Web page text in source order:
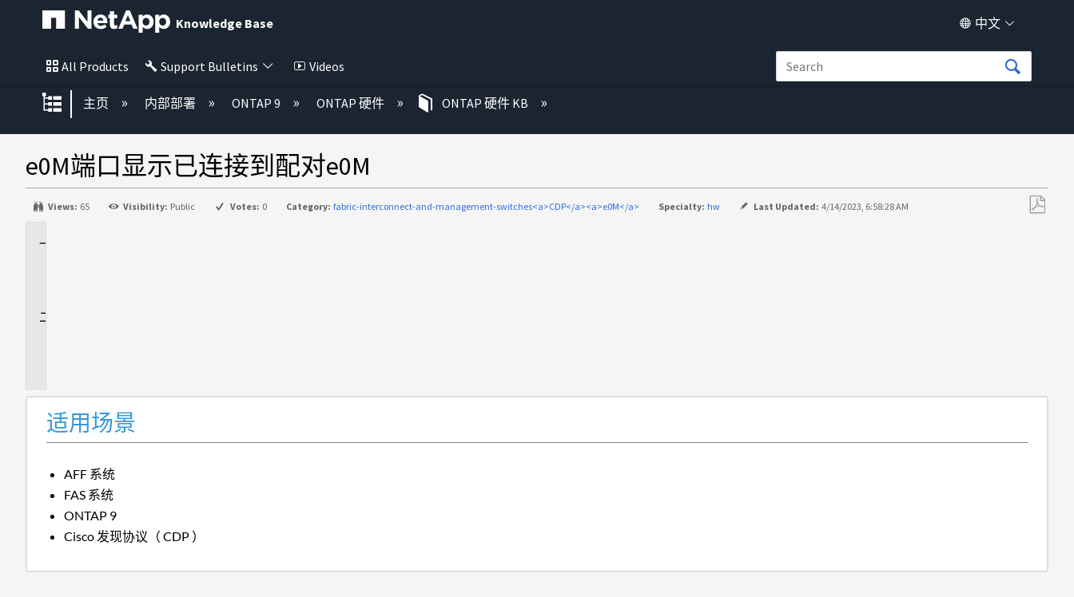
Knowledge Base 中文
All Products Support Bulletins Videos
扩展/隐缩全局层次
主页 内部部署 ONTAP 9 ONTAP 硬件 ONTAP 硬件 KB
e0M端口显示已连接到配对e0M
Views: 65 Visibility: Public Votes: 0 Category: fabric-interconnect-and-management-switches<a>CDP</a><a>e0M</a> Specialty: hw Last Updated: 4/14/2023, 6:58:28 AM
适用场景
AFF 系统
FAS 系统
ONTAP 9
Cisco 发现协议（ CDP ）